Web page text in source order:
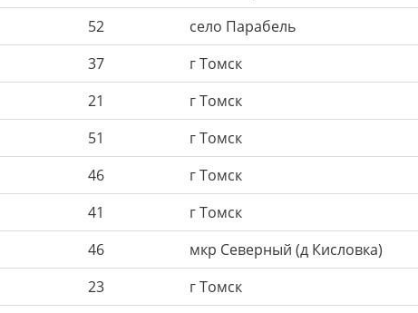
52 село Парабель
37 г Томск
21 г Томск
51 г Томск
46 г Томск
41 г Томск
46 мкр Северный (д Кисловка)
23 г Томск